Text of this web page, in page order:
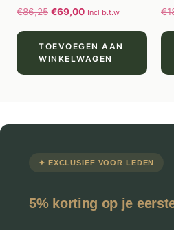
€86,25 €69,00 Incl b.t.w
TOEVOEGEN AAN
WINKELWAGEN
€
✦ EXCLUSIEF VOOR LEDEN
5% korting op je